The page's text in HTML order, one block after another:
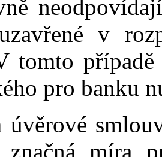
v
tomto
pro banku
úvěrové
míra